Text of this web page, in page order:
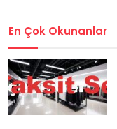
En Çok Okunanlar